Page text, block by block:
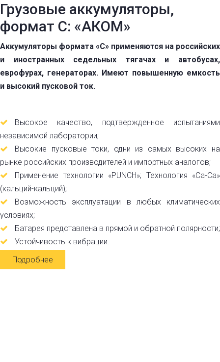
Грузовые аккумуляторы,
формат C: «АКОМ»
Аккумуляторы формата «С» применяются на российских
и иностранных седельных тягачах и автобусах,
еврофурах, генераторах. Имеют повышенную емкость
и высокий пусковой ток.
Высокое качество, подтвержденное испытаниями
независимой лаборатории;
Высокие пусковые токи, одни из самых высоких на
рынке российских производителей и импортных аналогов;
Применение технологии «PUNCH»; Технология «Ca-Ca»
(кальций-кальций);
Возможность эксплуатации в любых климатических
условиях;
Батарея представлена в прямой и обратной полярности;
Устойчивость к вибрации.
Подробнее